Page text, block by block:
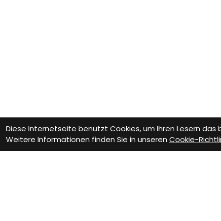
Diese Internetseite benutzt Cookies, um Ihren Lesern
Weitere Informationen finden Sie in unseren Cookie-